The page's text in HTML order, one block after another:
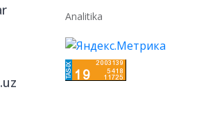
Analitika